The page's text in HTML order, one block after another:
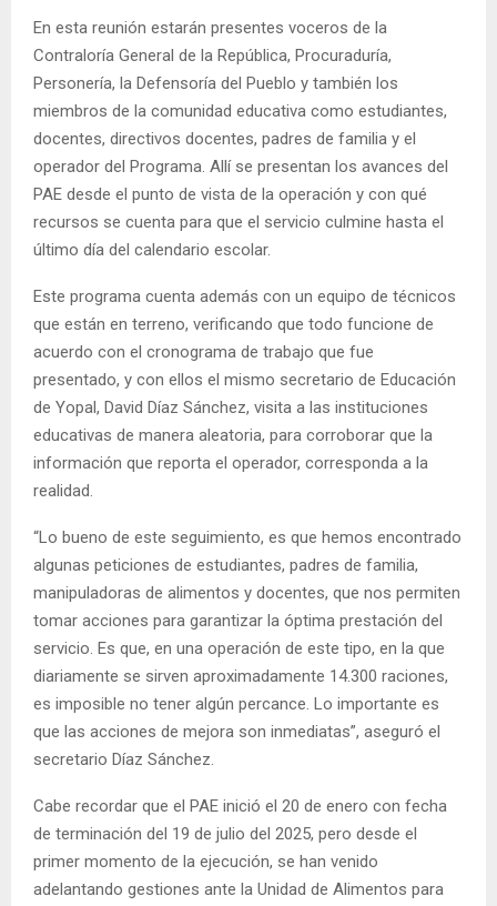
En esta reunión estarán presentes voceros de la
Contraloría General de la República, Procuraduría,
Personería, la Defensoría del Pueblo y también los
miembros de la comunidad educativa como estudiantes,
docentes, directivos docentes, padres de familia y el
operador del Programa. Allí se presentan los avances del
PAE desde el punto de vista de la operación y con qué
recursos se cuenta para que el servicio culmine hasta el
último día del calendario escolar.
Este programa cuenta además con un equipo de técnicos
que están en terreno, verificando que todo funcione de
acuerdo con el cronograma de trabajo que fue
presentado, y con ellos el mismo secretario de Educación
de Yopal, David Díaz Sánchez, visita a las instituciones
educativas de manera aleatoria, para corroborar que la
información que reporta el operador, corresponda a la
realidad.
“Lo bueno de este seguimiento, es que hemos encontrado
algunas peticiones de estudiantes, padres de familia,
manipuladoras de alimentos y docentes, que nos permiten
tomar acciones para garantizar la óptima prestación del
servicio. Es que, en una operación de este tipo, en la que
diariamente se sirven aproximadamente 14.300 raciones,
es imposible no tener algún percance. Lo importante es
que las acciones de mejora son inmediatas”, aseguró el
secretario Díaz Sánchez.
Cabe recordar que el PAE inició el 20 de enero con fecha
de terminación del 19 de julio del 2025, pero desde el
primer momento de la ejecución, se han venido
adelantando gestiones ante la Unidad de Alimentos para